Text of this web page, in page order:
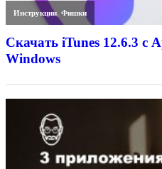
Инструкции,Фишки
Скачать iTunes 12.6.3 с
Windows